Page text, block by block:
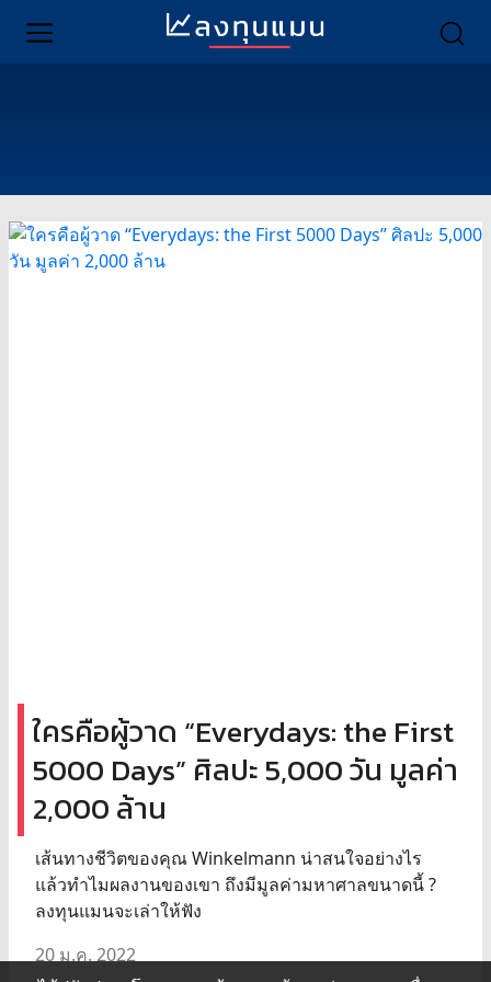
ใครคือผู้วาด “Everydays: the First
5000 Days” ศิลปะ 5,000 วัน มูลค่า
2,000 ล้าน
เส้นทางชีวิตของคุณ Winkelmann น่าสนใจอย่างไร
แล้วทำไมผลงานของเขา ถึงมีมูลค่ามหาศาลขนาดนี้ ?
ลงทุนแมนจะเล่าให้ฟัง
20 ม.ค. 2022